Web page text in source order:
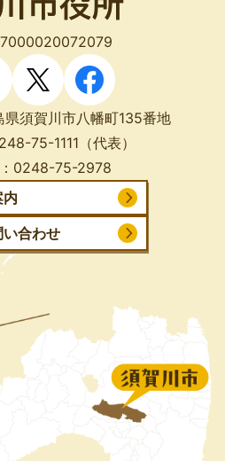
須賀川市八幡町135番地
75-1111 （代表）
0248-75-2978
合わせ